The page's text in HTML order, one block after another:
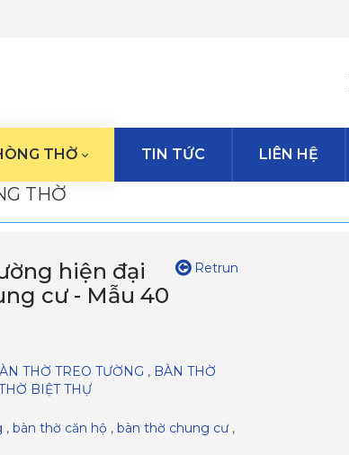
THỜ TIN TỨC LIÊN HỆ
THỜ
Retrun
hiện đại
cư - Mẫu 40
THỜ TREO TƯỜNG , BÀN THỜ
BIỆT THỰ
, bàn thờ căn hộ , bàn thờ chung cư,